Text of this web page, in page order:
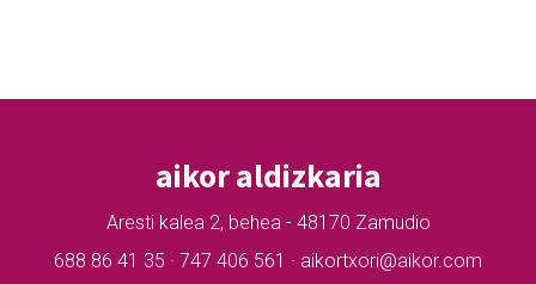
aikor aldizkaria
Aresti kalea 2, behea - 48170 Zamudio
688 86 41 35 · 747 406 561 · aikortxori@aikor.com